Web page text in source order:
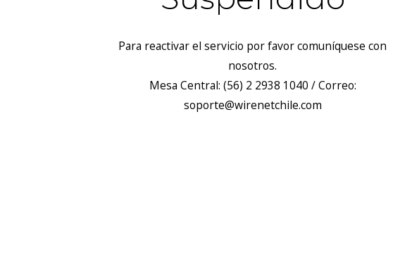
Para reactivar el servicio por favor comuníquese con
nosotros.
Mesa Central: (56) 2 2938 1040 / Correo:
soporte@wirenetchile.com